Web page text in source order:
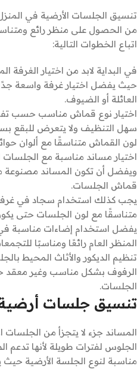
تنسيق الجلسات الأرضية في
من الحصول على منظر رائع
اتباع الخطوات التالية:
في البداية لابد من اختيار الغرفة
حيث يفضل اختيار غرفة واسعة جدًا
العائلة أو الضيوف.
اختيار نوع قماش مناسب حسب
سهل التنظيف ولا يتعرض للبقع
لون القماش متناسقًا مع ألوان
اختيار مساند مناسبة مع
ويفضل أن تكون المساند مصنوعة
قماش الجلسات.
يجب كذلك استخدام سجاد في
متناسقًا مع لون الجلسات حتى يكون
يفضل استخدام إضاءات مناسبة
المنظر العام رائعًا ومناسبًا
تنظيم الديكور والأثاث المحيط
الرفوف بشكل مناسب وغير معقد
الجلسات.
تنسيق جلسات
المساند جزء لا يتجزأ من الجلسات
الجلوس لفترات طويلة لأنها تدعم
مناسبة لنوع الجلسة الأرضية